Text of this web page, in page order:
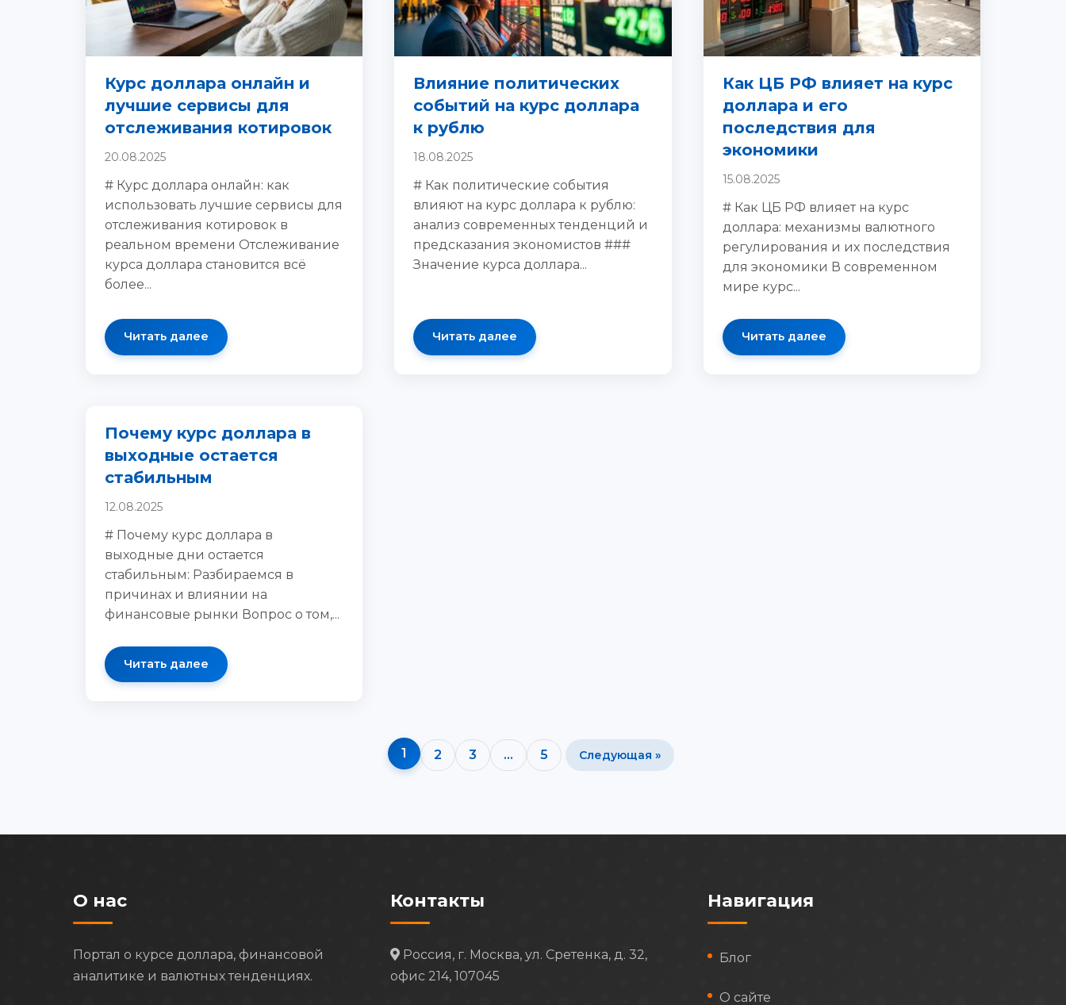
Курс доллара онлайн и
лучшие сервисы для
отслеживания котировок
20.08.2025
# Курс доллара онлайн: как
использовать лучшие сервисы для
отслеживания котировок в
реальном времени Отслеживание
курса доллара становится всё
более...
Читать далее
Влияние политических
событий на курс доллара
к рублю
18.08.2025
# Как политические события
влияют на курс доллара к рублю:
анализ современных тенденций и
предсказания экономистов ###
Значение курса доллара...
Читать далее
Как ЦБ РФ влияет на курс
доллара и его
последствия для
экономики
15.08.2025
# Как ЦБ РФ влияет на курс
доллара: механизмы валютного
регулирования и их последствия
для экономики В современном
мире курс...
Читать далее
Почему курс доллара в
выходные остается
стабильным
12.08.2025
# Почему курс доллара в
выходные дни остается
стабильным: Разбираемся в
причинах и влиянии на
финансовые рынки Вопрос о том,...
Читать далее
1 2 3 … 5 Следующая »
О нас
Портал о курсе доллара, финансовой
аналитике и валютных тенденциях.
Контакты
Россия, г. Москва, ул. Сретенка, д. 32,
офис 214, 107045
Навигация
Блог
О сайте